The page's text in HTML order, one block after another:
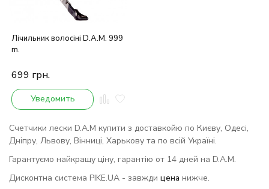
Лічильник волосіні D.A.M. 999
m.
699 грн.
Уведомить
Счетчики лески D.A.M купити з доставкойю по Києву, Одесі,
Дніпру, Львову, Вінниці, Харькову та по всій Україні.
Гарантуємо найкращу ціну, гарантію от 14 дней на D.A.M.
Дисконтна система PIKE.UA - завжди цена нижче.